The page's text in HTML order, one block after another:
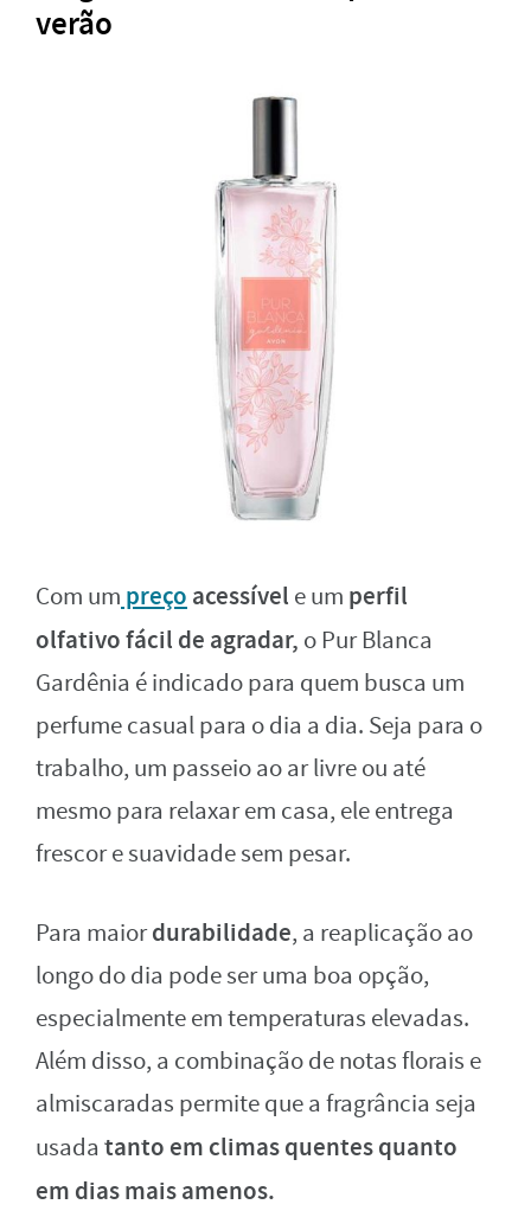
verão
Com um preço acessível e um perfil
olfativo fácil de agradar, o Pur Blanca
Gardênia é indicado para quem busca um
perfume casual para o dia a dia. Seja para o
trabalho, um passeio ao ar livre ou até
mesmo para relaxar em casa, ele entrega
frescor e suavidade sem pesar.
Para maiordurabilidade, a reaplicação ao
longo do dia pode ser uma boa opção,
especialmente em temperaturas elevadas.
Além disso, a combinação de notas florais e
almiscaradas permite que a fragrância seja
usada tanto em climas quentes quanto
em dias mais amenos.